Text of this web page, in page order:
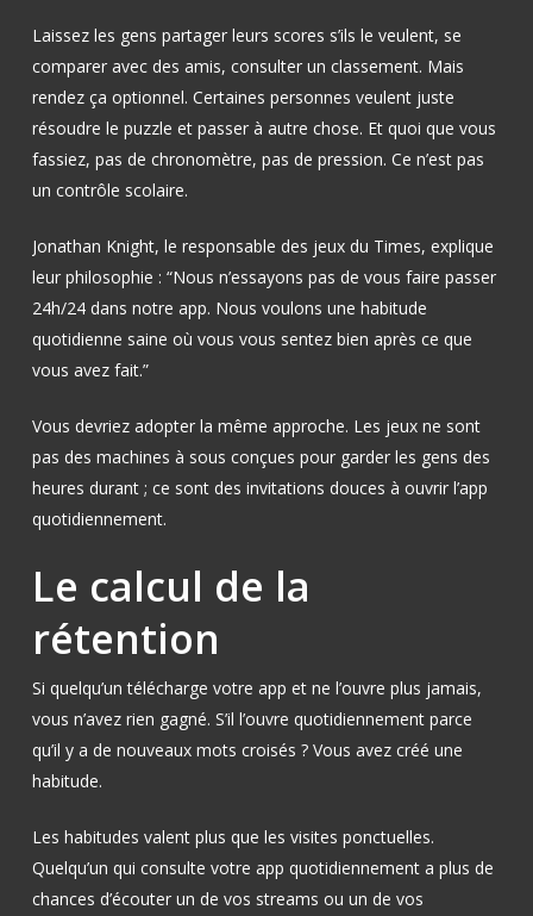
Laissez les gens partager leurs scores s’ils le veulent, se
comparer avec des amis, consulter un classement. Mais
rendez ça optionnel. Certaines personnes veulent juste
résoudre le puzzle et passer à autre chose. Et quoi que vous
fassiez, pas de chronomètre, pas de pression. Ce n’est pas
un contrôle scolaire.
Jonathan Knight, le responsable des jeux du Times, explique
leur philosophie : “Nous n’essayons pas de vous faire passer
24h/24 dans notre app. Nous voulons une habitude
quotidienne saine où vous vous sentez bien après ce que
vous avez fait.”
Vous devriez adopter la même approche. Les jeux ne sont
pas des machines à sous conçues pour garder les gens des
heures durant ; ce sont des invitations douces à ouvrir l’app
quotidiennement.
Le calcul de la
rétention
Si quelqu’un télécharge votre app et ne l’ouvre plus jamais,
vous n’avez rien gagné. S’il l’ouvre quotidiennement parce
qu’il y a de nouveaux mots croisés ? Vous avez créé une
habitude.
Les habitudes valent plus que les visites ponctuelles.
Quelqu’un qui consulte votre app quotidiennement a plus de
chances d’écouter un de vos streams ou un de vos